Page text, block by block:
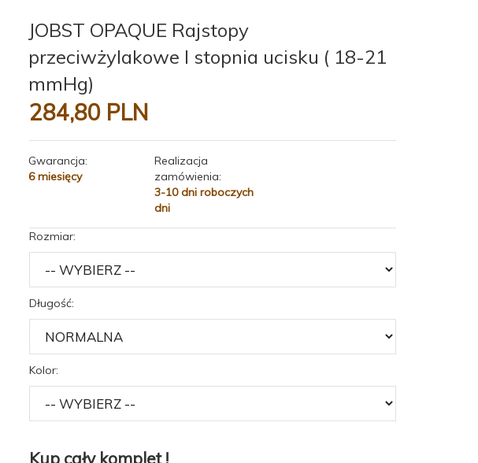
JOBST OPAQUE Rajstopy
przeciwżylakowe I stopnia ucisku ( 18-21
mmHg)
284,80 PLN
Gwarancja:
6 miesięcy
Realizacja
zamówienia:
3-10 dni roboczych
dni
Rozmiar:
Długość:
Kolor:
Kup cały komplet !